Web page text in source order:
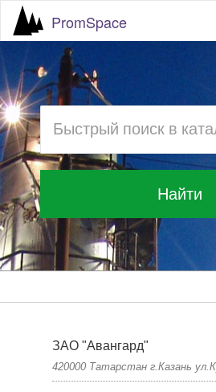
PromSpace
Найти
ЗАО "Авангард"
420000 Татарстан г.Казань